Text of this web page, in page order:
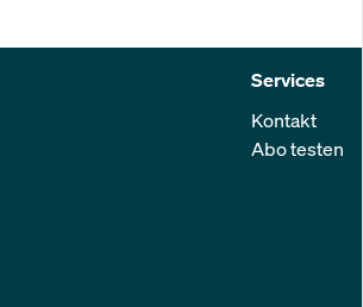
Services
Kontakt
Abo testen